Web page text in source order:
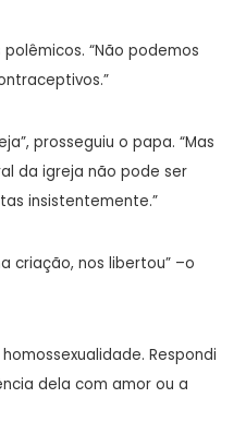
“Não podemos
prosseguiu o papa. “Mas
da igreja não pode ser
insistentemente.”
criação, nos libertou” –o
Respondi
dela com amor ou a